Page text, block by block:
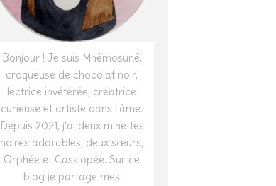
Bonjour ! Je suis Mnêmosunê,
croqueuse de chocolat noir,
lectrice invétérée, créatrice
curieuse et artiste dans l'âme.
Depuis 2021, j'ai deux minettes
noires adorables, deux sœurs,
Orphée et Cassiopée. Sur ce
blog je partage mes